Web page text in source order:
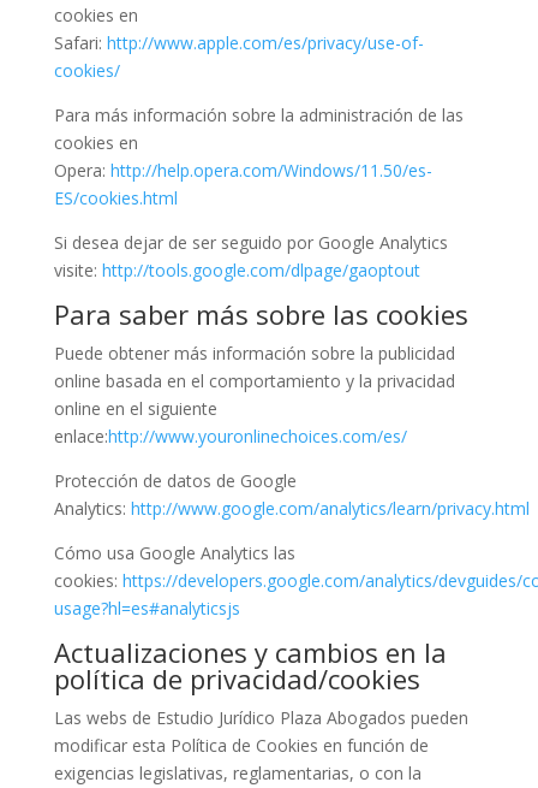
cookies en
Safari: http://www.apple.com/es/privacy/use-of-
cookies/
Para más información sobre la administración de las
cookies en
Opera: http://help.opera.com/Windows/11.50/es-
ES/cookies.html
Si desea dejar de ser seguido por Google Analytics
visite: http://tools.google.com/dlpage/gaoptout
Para saber más sobre las cookies
Puede obtener más información sobre la publicidad
online basada en el comportamiento y la privacidad
online en el siguiente
enlace:http://www.youronlinechoices.com/es/
Protección de datos de Google
Analytics: http://www.google.com/analytics/learn/privacy.html
Cómo usa Google Analytics las
cookies: https://developers.google.com/analytics/devguides/
usage?hl=es#analyticsjs
Actualizaciones y cambios en la
política de privacidad/cookies
Las webs de Estudio Jurídico Plaza Abogados pueden
modificar esta Política de Cookies en función de
exigencias legislativas, reglamentarias, o con la